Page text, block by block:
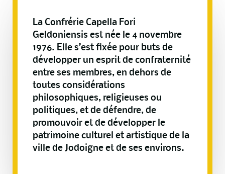
La Confrérie Capella Fori
Geldoniensis est née le 4 novembre
1976. Elle s’est fixée pour buts de
développer un esprit de confraternité
entre ses membres, en dehors de
toutes considérations
philosophiques, religieuses ou
politiques, et de défendre, de
promouvoir et de développer le
patrimoine culturel et artistique de la
ville de Jodoigne et de ses environs.